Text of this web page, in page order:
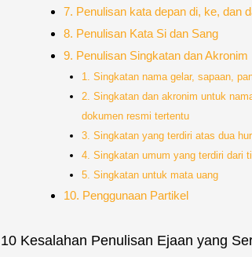
7. Penulisan kata depan di, ke, dan
8. Penulisan Kata Si dan Sang
9. Penulisan Singkatan dan Akronim
1. Singkatan nama gelar, sapaan,
2. Singkatan dan akronim untuk
dokumen resmi tertentu
3. Singkatan yang terdiri atas dua
4. Singkatan umum yang terdiri dari
5. Singkatan untuk mata uang
10. Penggunaan Partikel
10 Kesalahan Penulisan Ejaan yang